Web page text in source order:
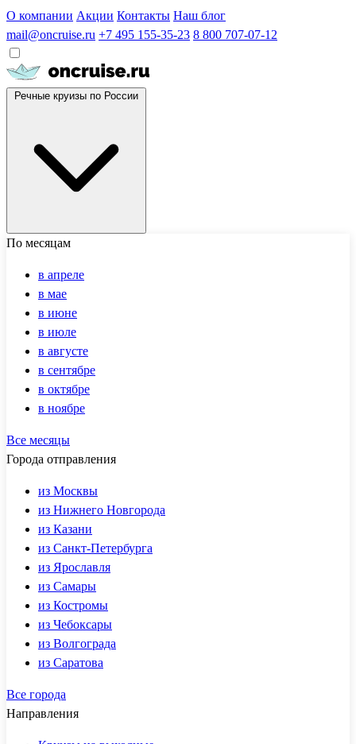
О компании Акции Контакты Наш блог
mail@oncruise.ru +7 495 155-35-23 8 800 707-07-12
По месяцам
в апреле
в мае
в июне
в июле
в августе
в сентябре
в октябре
в ноябре
Все месяцы
Города отправления
из Москвы
из Нижнего Новгорода
из Казани
из Санкт-Петербурга
из Ярославля
из Самары
из Костромы
из Чебоксары
из Волгограда
из Саратова
Все города
Направления